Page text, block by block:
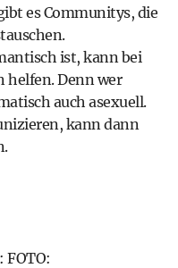
es Communitys, die
ist, kann bei
helfen. Denn wer
auch asexuell.
kann dann
FOTO: